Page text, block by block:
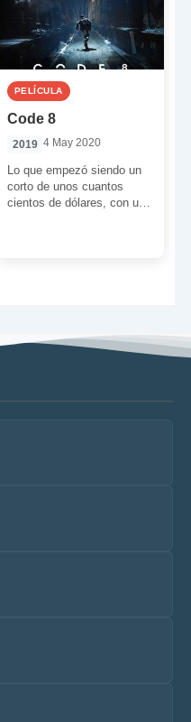
PELÍCULA
Code 8
2019 4 May 2020
Lo que empezó siendo un
corto de unos cuantos
cientos de dólares, con una